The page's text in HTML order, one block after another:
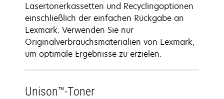
Lasertonerkassetten und Recyclingoptionen
einschließlich der einfachen Rückgabe an
Lexmark. Verwenden Sie nur
Originalverbrauchsmaterialien von Lexmark,
um optimale Ergebnisse zu erzielen.
Unison™-Toner